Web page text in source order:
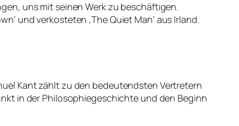
uns mit seinen Werk zu beschäftigen.
und verkosteten ‚The Quiet Man‘ aus Irland.
Kant zählt zu den bedeutendsten Vertretern
in der Philosophiegeschichte und den Beginn